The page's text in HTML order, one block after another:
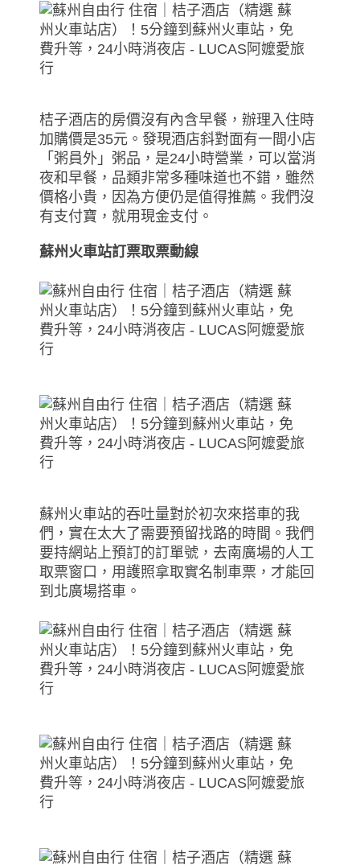
桔子酒店的房價沒有內含早餐，辦理入住時
加購價是35元。發現酒店斜對面有一間小店
「粥員外」粥品，是24小時營業，可以當消
夜和早餐，品類非常多種味道也不錯，雖然
價格小貴，因為方便仍是值得推薦。我們沒
有支付寶，就用現金支付。
蘇州火車站訂票取票動線
蘇州火車站的吞吐量對於初次來搭車的我
們，實在太大了需要預留找路的時間。我們
要持網站上預訂的訂單號，去南廣場的人工
取票窗口，用護照拿取實名制車票，才能回
到北廣場搭車。